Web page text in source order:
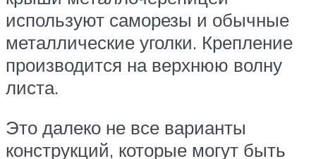
используют саморезы и обычные
металлические уголки. Крепление
производится на верхнюю волну
листа.
Это далеко не все варианты
конструкций, которые могут быть